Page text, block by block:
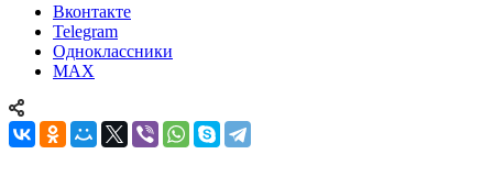
Вконтакте
Telegram
Одноклассники
MAX